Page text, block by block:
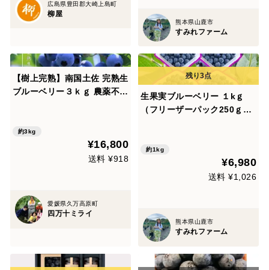
広島県豊田郡大崎上島町
柳屋
熊本県山鹿市
すみれファーム
【樹上完熟】南国土佐 完熟生
ブルーベリー３ｋｇ 農薬不使
約3kg
¥16,800
送料 ¥918
愛媛県久万高原町
四万十ミライ
生果実ブルーベリー １kｇ
（フリーザーパック250ｇ×
約1kg
¥6,980
送料 ¥1,026
熊本県山鹿市
すみれファーム